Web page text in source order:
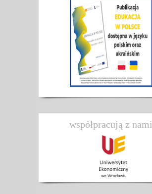
współpracują z nami